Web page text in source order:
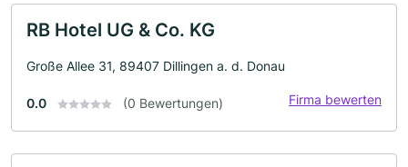
RB Hotel UG & Co. KG
Große Allee 31, 89407 Dillingen a. d. Donau
0.0 (0 Bewertungen) Firma bewerten